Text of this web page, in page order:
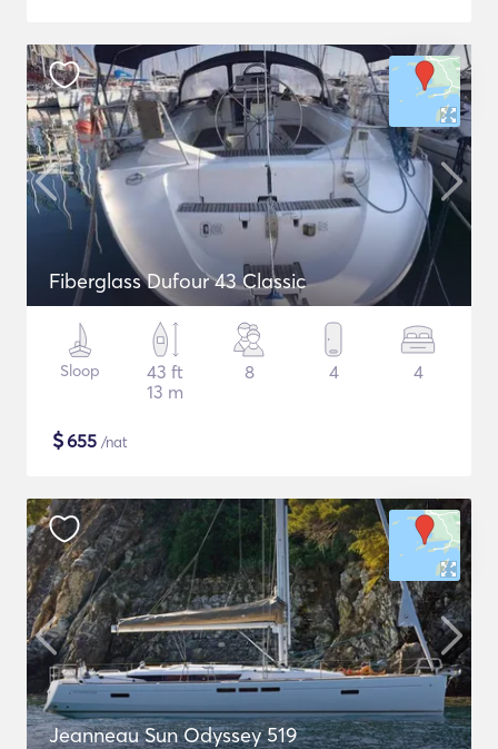
Fiberglass Dufour 43 Classic
Sloop
43 ft
13 m
8 4 4
$655 /nat
Jeanneau Sun Odyssey 519